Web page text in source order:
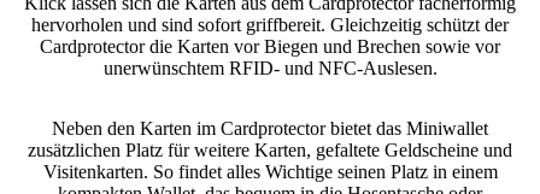
hervorholen und sind sofort griffbereit. Gleichzeitig schützt der
Cardprotector die Karten vor Biegen und Brechen sowie vor
unerwünschtem RFID- und NFC-Auslesen.
Neben den Karten im Cardprotector bietet das Miniwallet
zusätzlichen Platz für weitere Karten, gefaltete Geldscheine und
Visitenkarten. So findet alles Wichtige seinen Platz in einem